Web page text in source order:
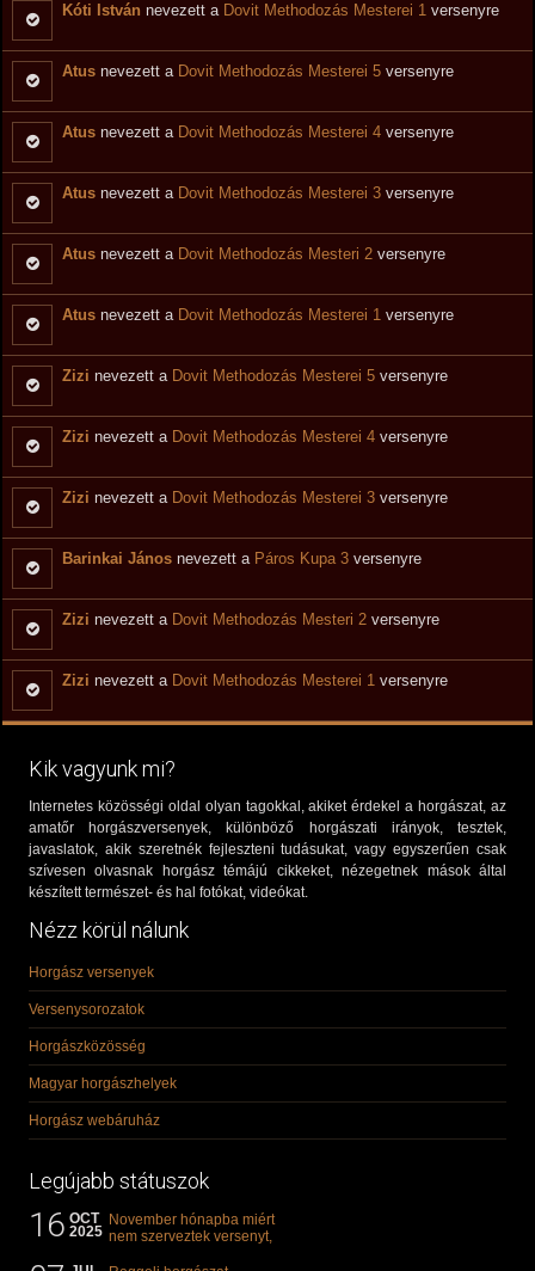
Kóti István nevezett a Dovit Methodozás Mesterei 1 versenyre
Atus nevezett a Dovit Methodozás Mesterei 5 versenyre
Atus nevezett a Dovit Methodozás Mesterei 4 versenyre
Atus nevezett a Dovit Methodozás Mesterei 3 versenyre
Atus nevezett a Dovit Methodozás Mesteri 2 versenyre
Atus nevezett a Dovit Methodozás Mesterei 1 versenyre
Zizi nevezett a Dovit Methodozás Mesterei 5 versenyre
Zizi nevezett a Dovit Methodozás Mesterei 4 versenyre
Zizi nevezett a Dovit Methodozás Mesterei 3 versenyre
Barinkai János nevezett a Páros Kupa 3 versenyre
Zizi nevezett a Dovit Methodozás Mesteri 2 versenyre
Zizi nevezett a Dovit Methodozás Mesterei 1 versenyre
Kik vagyunk mi?
Internetes közösségi oldal olyan tagokkal, akiket érdekel a horgászat, az
amatőr horgászversenyek, különböző horgászati irányok, tesztek,
javaslatok, akik szeretnék fejleszteni tudásukat, vagy egyszerűen csak
szívesen olvasnak horgász témájú cikkeket, nézegetnek mások által
készített természet- és hal fotókat, videókat.
Nézz körül nálunk
Horgász versenyek
Versenysorozatok
Horgászközösség
Magyar horgászhelyek
Horgász webáruház
Legújabb státuszok
16 OCT
2025
November hónapba miért
nem szerveztek versenyt,